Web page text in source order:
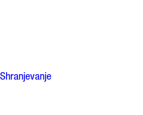
Shranjevanje